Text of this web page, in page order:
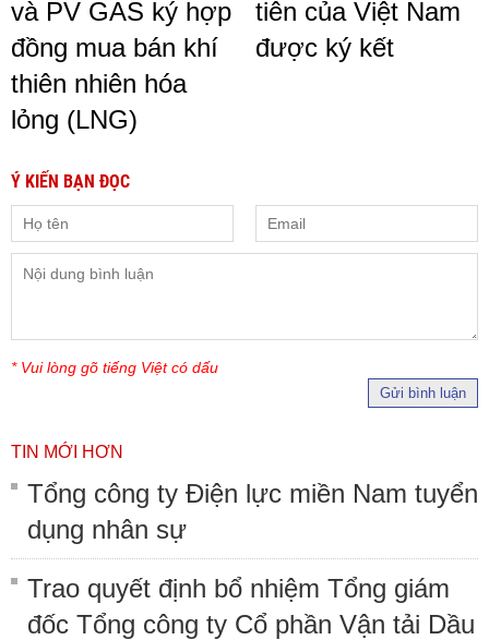
và PV GAS ký hợp
đồng mua bán khí
thiên nhiên hóa
lỏng (LNG)
tiên của Việt Nam
được ký kết
Ý KIẾN BẠN ĐỌC
* Vui lòng gõ tiếng Việt có dấu
Gửi bình luận
TIN MỚI HƠN
Tổng công ty Điện lực miền Nam tuyển
dụng nhân sự
Trao quyết định bổ nhiệm Tổng giám
đốc Tổng công ty Cổ phần Vận tải Dầu